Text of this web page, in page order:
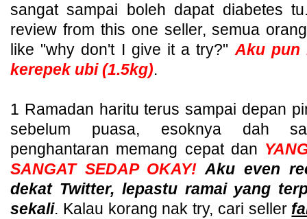
sangat sampai boleh dapat diabetes
review from this one seller, semua
like "why don't I give it a try?" Aku pun
kerepek ubi (1.5kg).
1 Ramadan haritu terus sampai depan
sebelum puasa, esoknya dah
penghantaran memang cepat dan
SANGAT SEDAP OKAY!Aku even
dekat Twitter, lepastu ramai yang
sekali. Kalau korang nak try, cari seller